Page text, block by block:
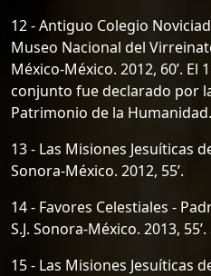
12 - Antiguo Colegio
Museo Nacional del
México-México. 2012, 60’. El
conjunto fue declarado por
Patrimonio de la Humanidad.
13 - Las Misiones Jesuíticas
Sonora-México. 2012, 55’.
14 - Favores Celestiales -
S.J. Sonora-México. 2013,
15 - Las Misiones Jesuíticas